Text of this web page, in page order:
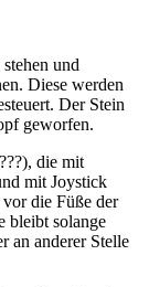
und
Diese werden
Der Stein
geworfen.
die mit
mit Joystick
die Füße der
bleibt solange
an anderer Stelle